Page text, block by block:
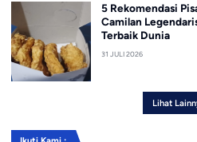
5 Rekomendasi
Camilan
Terbaik Dunia
31 JULI 2026
Lihat